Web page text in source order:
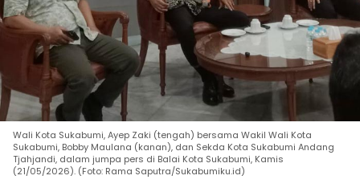
Wali Kota Sukabumi, Ayep Zaki (tengah) bersama Wakil Wali Kota
Sukabumi, Bobby Maulana (kanan), dan Sekda Kota Sukabumi Andang
Tjahjandi, dalam jumpa pers di Balai Kota Sukabumi, Kamis
(21/05/2026). (Foto: Rama Saputra/Sukabumiku.id)